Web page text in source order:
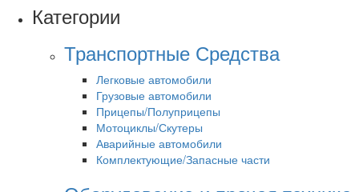
Категории
Транспортные Средства
Легковые автомобили
Грузовые автомобили
Прицепы/Полуприцепы
Мотоциклы/Скутеры
Аварийные автомобили
Комплектующие/Запасные части